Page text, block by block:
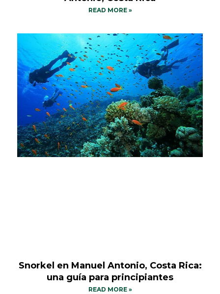
READ MORE »
Snorkel en Manuel Antonio, Costa Rica:
una guía para principiantes
READ MORE »